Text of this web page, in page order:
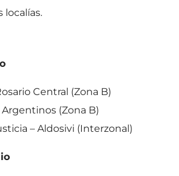
localías.
Central (Zona B)
(Zona B)
– Aldosivi (Interzonal)